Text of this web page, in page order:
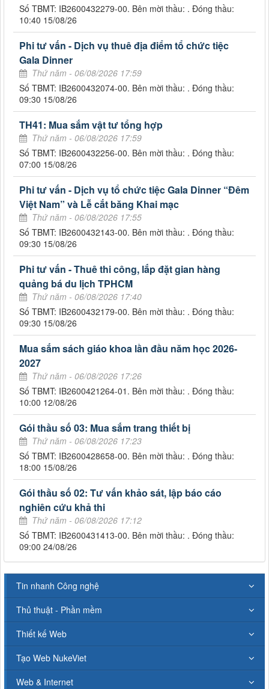
Số TBMT: IB2600432279-00. Bên mời thầu: . Đóng thầu:
10:40 15/08/26
Phi tư vấn - Dịch vụ thuê địa điểm tổ chức tiệc
Gala Dinner
Thứ năm - 06/08/2026 17:59
Số TBMT: IB2600432074-00. Bên mời thầu: . Đóng thầu:
09:30 15/08/26
TH41: Mua sắm vật tư tổng hợp
Thứ năm - 06/08/2026 17:59
Số TBMT: IB2600432256-00. Bên mời thầu: . Đóng thầu:
07:00 15/08/26
Phi tư vấn - Dịch vụ tổ chức tiệc Gala Dinner “Đêm
Việt Nam” và Lễ cắt băng Khai mạc
Thứ năm - 06/08/2026 17:55
Số TBMT: IB2600432143-00. Bên mời thầu: . Đóng thầu:
09:30 15/08/26
Phi tư vấn - Thuê thi công, lắp đặt gian hàng
quảng bá du lịch TPHCM
Thứ năm - 06/08/2026 17:40
Số TBMT: IB2600432179-00. Bên mời thầu: . Đóng thầu:
09:30 15/08/26
Mua sắm sách giáo khoa lần đầu năm học 2026-
2027
Thứ năm - 06/08/2026 17:26
Số TBMT: IB2600421264-01. Bên mời thầu: . Đóng thầu:
10:00 12/08/26
Gói thầu số 03: Mua sắm trang thiết bị
Thứ năm - 06/08/2026 17:23
Số TBMT: IB2600428658-00. Bên mời thầu: . Đóng thầu:
18:00 15/08/26
Gói thầu số 02: Tư vấn khảo sát, lập báo cáo
nghiên cứu khả thi
Thứ năm - 06/08/2026 17:12
Số TBMT: IB2600431413-00. Bên mời thầu: . Đóng thầu:
09:00 24/08/26
Tin nhanh Công nghệ
Thủ thuật - Phần mềm
Thiết kế Web
Tạo Web NukeViet
Web & Internet